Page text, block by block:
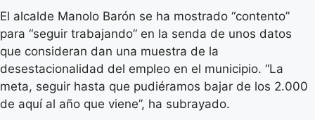
El alcalde Manolo Barón se ha mostrado “contento”
para “seguir trabajando” en la senda de unos datos
que consideran dan una muestra de la
desestacionalidad del empleo en el municipio. “La
meta, seguir hasta que pudiéramos bajar de los 2.000
de aquí al año que viene”, ha subrayado.